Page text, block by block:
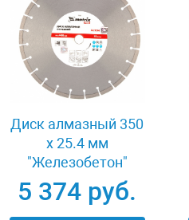
Диск алмазный 350
х 25.4 мм
"Железобетон"
сухой/мокрый рез
Pro Matrix 731103
5 374 руб.